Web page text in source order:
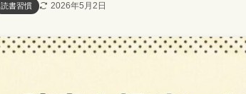
読書習慣 2026年5月2日